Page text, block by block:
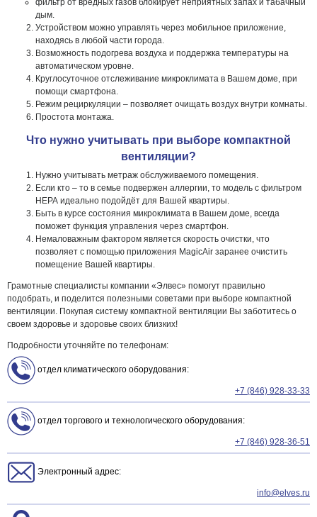
фильтр от вредных газов блокирует неприятных запах и табачный
дым.
Устройством можно управлять через мобильное приложение,
находясь в любой части города.
Возможность подогрева воздуха и поддержка температуры на
автоматическом уровне.
Круглосуточное отслеживание микроклимата в Вашем доме, при
помощи смартфона.
Режим рециркуляции – позволяет очищать воздух внутри комнаты.
Простота монтажа.
Что нужно учитывать при выборе компактной
вентиляции?
Нужно учитывать метраж обслуживаемого помещения.
Если кто – то в семье подвержен аллергии, то модель с фильтром
НЕРА идеально подойдёт для Вашей квартиры.
Быть в курсе состояния микроклимата в Вашем доме, всегда
поможет функция управления через смартфон.
Немаловажным фактором является скорость очистки, что
позволяет с помощью приложения MagicAir заранее очистить
помещение Вашей квартиры.
Грамотные специалисты компании «Элвес» помогут правильно
подобрать, и поделится полезными советами при выборе компактной
вентиляции. Покупая систему компактной вентиляции Вы заботитесь о
своем здоровье и здоровье своих близких!
Подробности уточняйте по телефонам:
отдел климатического оборудования:
+7 (846) 928-33-33
отдел торгового и технологического оборудования:
+7 (846) 928-36-51
Электронный адрес:
info@elves.ru